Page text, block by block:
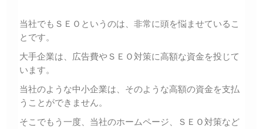
当社でもＳＥＯというのは、非常に頭を悩ませているこ
とです。
大手企業は、広告費やＳＥＯ対策に高額な資金を投じて
います。
当社のような中小企業は、そのような高額の資金を支払
うことができません。
そこでもう一度、当社のホームページ、ＳＥＯ対策など